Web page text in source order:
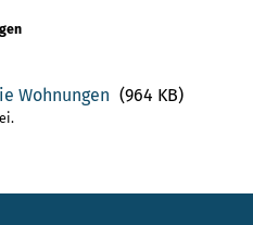
Wohnungen (964 KB)